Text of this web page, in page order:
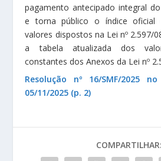
pagamento antecipado integral
e torna público o índice oficial
valores dispostos na Lei nº 2.597/
a tabela atualizada dos
constantes dos Anexos da Lei nº
Resolução nº 16/SMF/2025
05/11/2025 (p. 2)
COMPARTILHAR: